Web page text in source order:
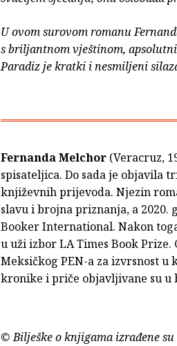
U ovom surovom romanu
s briljantnom vještinom,
Paradiz je kratki i nesmiljeni
Fernanda Melchor (Veracruz,
spisateljica. Do sada je objavila
književnih prijevoda. Njezin
slavu i brojna priznanja, a 2020.
Booker International. Nakon
u uži izbor LA Times Book
Meksičkog PEN-a za izvrsnost
kronike i priče objavljivane su u
© Bilješke o knjigama izrađene